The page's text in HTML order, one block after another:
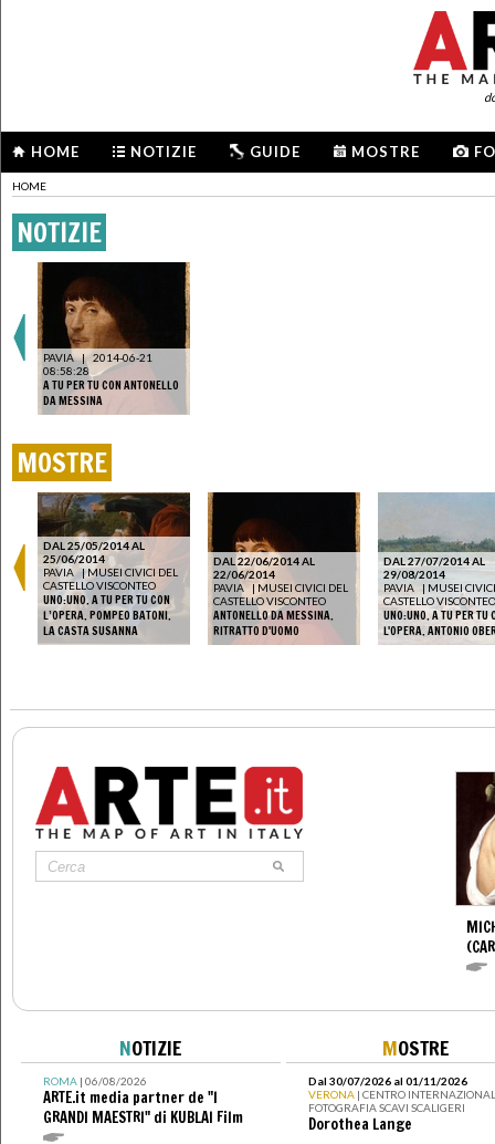
HOME NOTIZIE GUIDE MOSTRE
HOME
NOTIZIE
PAVIA | 2014-06-21
08:58:28
A TU PER TU CON ANTONELLO
DA MESSINA
MOSTRE
DAL 25/05/2014 AL
25/06/2014
PAVIA |MUSEI CIVICI DEL
CASTELLO VISCONTEO
UNO:UNO. A TU PER TU CON
L’OPERA. POMPEO BATONI.
LA CASTA SUSANNA
DAL 22/06/2014 AL
22/06/2014
PAVIA
| MUSEI CIVICI DEL
CASTELLO VISCONTEO
ANTONELLO DA MESSINA.
RITRATTO D'UOMO
DAL 27/07/2014 AL
29/08/2014
PAVIA
| MUSEI
CASTELLO VISCONTEO
UNO:UNO. A TU PER TU
L'OPERA. ANTONIO
NOTIZIE
ROMA| 06/08/2026
ARTE.it media partner de "I
GRANDI MAESTRI" di KUBLAI Film
MOSTRE
Dal 30/07/2026 al 01/11/2026
VERONA | CENTRO
FOTOGRAFIA SCAVI SCALIGERI
Dorothea Lange